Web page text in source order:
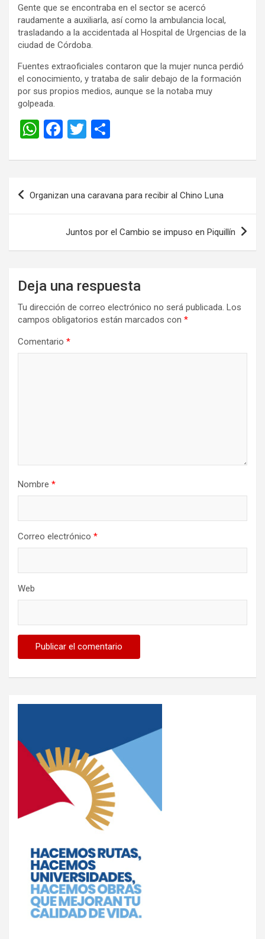
Gente que se encontraba en el sector se acercó
raudamente a auxiliarla, así como la ambulancia local,
trasladando a la accidentada al Hospital de Urgencias de la
ciudad de Córdoba.
Fuentes extraoficiales contaron que la mujer nunca perdió
el conocimiento, y trataba de salir debajo de la formación
por sus propios medios, aunque se la notaba muy
golpeada.
W
at
A
F
ce
o
o
k
T
tt m
ar
tir
Organizan una caravana para recibir al Chino Luna
Juntos por el Cambio se impuso en Piquillín
Deja una respuesta
Tu dirección de correo electrónico no será publicada. Los
campos obligatorios están marcados con *
Comentario *
Nombre *
Correo electrónico *
Web